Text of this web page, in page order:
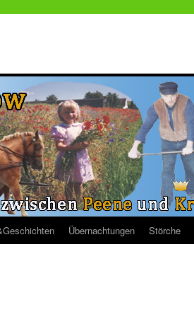
Übernachtungen Störche